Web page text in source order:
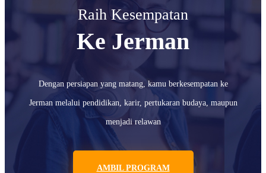
Raih Kesempatan
Ke Jerman
Dengan persiapan yang matang, kamu berkesempatan ke
Jerman melalui pendidikan, karir, pertukaran budaya, maupun
menjadi relawan
AMBIL PROGRAM